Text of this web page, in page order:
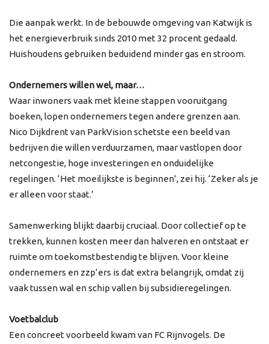
Die aanpak werkt. In de bebouwde omgeving van Katwijk is
het energieverbruik sinds 2010 met 32 procent gedaald.
Huishoudens gebruiken beduidend minder gas en stroom.
Ondernemers willen wel, maar…
Waar inwoners vaak met kleine stappen vooruitgang
boeken, lopen ondernemers tegen andere grenzen aan.
Nico Dijkdrent van ParkVision schetste een beeld van
bedrijven die willen verduurzamen, maar vastlopen door
netcongestie, hoge investeringen en onduidelijke
regelingen. ‘Het moeilijkste is beginnen’, zei hij. ‘Zeker als je
er alleen voor staat.’
Samenwerking blijkt daarbij cruciaal. Door collectief op te
trekken, kunnen kosten meer dan halveren en ontstaat er
ruimte om toekomstbestendig te blijven. Voor kleine
ondernemers en zzp’ers is dat extra belangrijk, omdat zij
vaak tussen wal en schip vallen bij subsidieregelingen.
Voetbalclub
Een concreet voorbeeld kwam van FC Rijnvogels. De